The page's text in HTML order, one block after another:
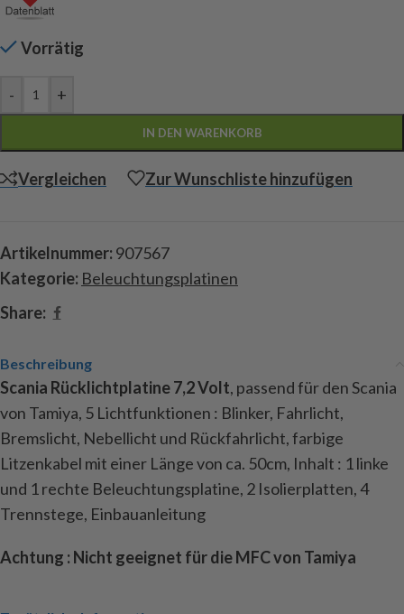
Vorrätig
- +
IN DEN WARENKORB
Vergleichen Zur Wunschliste hinzufügen
Artikelnummer: 907567
Kategorie: Beleuchtungsplatinen
Share:
Beschreibung
Scania Rücklichtplatine 7,2 Volt, passend für den Scania
von Tamiya, 5 Lichtfunktionen : Blinker, Fahrlicht,
Bremslicht, Nebellicht und Rückfahrlicht, farbige
Litzenkabel mit einer Länge von ca. 50cm, Inhalt : 1 linke
und 1 rechte Beleuchtungsplatine, 2 Isolierplatten, 4
Trennstege, Einbauanleitung
Achtung : Nicht geeignet für die MFC von Tamiya